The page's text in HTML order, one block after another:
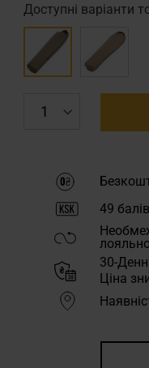
Доступні варіанти
49
30-
Ціна